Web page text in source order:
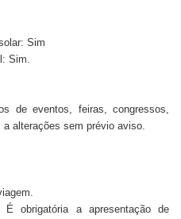
Sim
Sim.
de eventos, feiras, congressos,
alterações sem prévio aviso.
É obrigatória a apresentação de